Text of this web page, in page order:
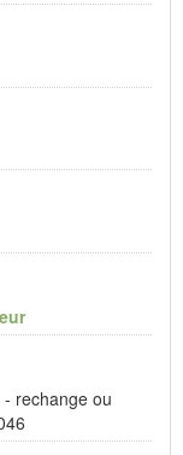
- rechange ou